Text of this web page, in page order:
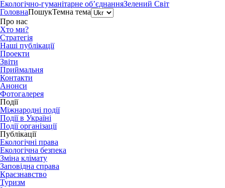
Екологічно-гуманітарне об’єднанняЗелений Світ
ГоловнаПошукТемна тема
Про нас
Хто ми?
Стратегія
Наші публікації
Проекти
Звіти
Приймальня
Контакти
Анонси
Фотогалерея
Події
Міжнародні події
Події в Україні
Події організації
Публікації
Екологічні права
Екологічна безпека
Зміна клімату
Заповідна справа
Краєзнавство
Туризм